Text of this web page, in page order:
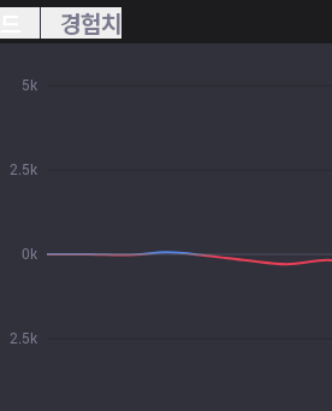
경험치
2.5k
0k
2.5k
5k